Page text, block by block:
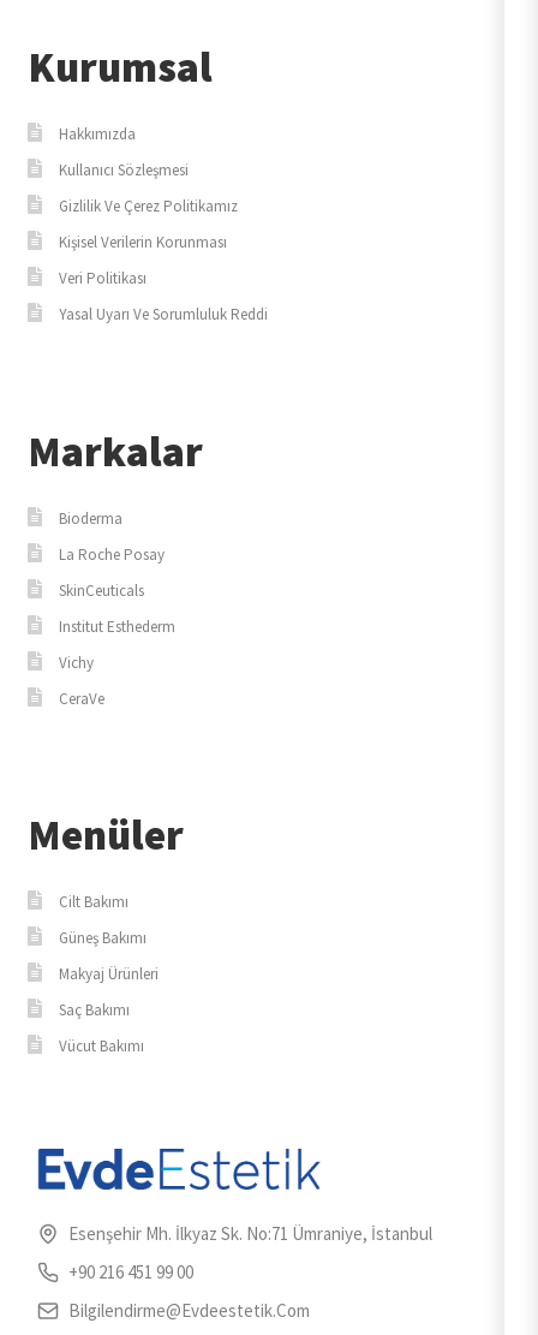
Kurumsal
Hakkımızda
Kullanıcı Sözleşmesi
Gizlilik Ve Çerez Politikamız
Kişisel Verilerin Korunması
Veri Politikası
Yasal Uyarı Ve Sorumluluk Reddi
Markalar
Bioderma
La Roche Posay
SkinCeuticals
Institut Esthederm
Vichy
CeraVe
Menüler
Cilt Bakımı
Güneş Bakımı
Makyaj Ürünleri
Saç Bakımı
Vücut Bakımı
Esenşehir Mh. İlkyaz Sk. No:71 Ümraniye, İstanbul
+90 216 451 99 00
Bilgilendirme@evdeestetik.com